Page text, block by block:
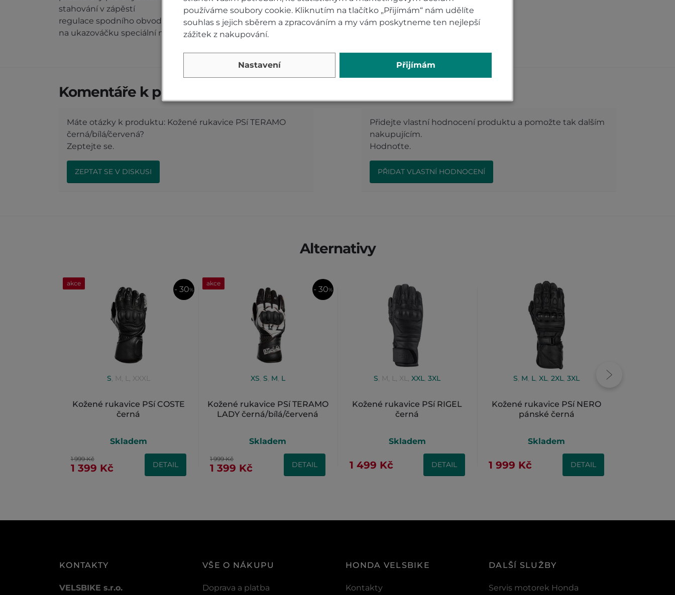
stahování v zápěstí
regulace spodního obvodu rukavic manžetou na suchý zip
na ukazováčku speciální materiál pro ovládání smartphonů i v rukavicích
Komentáře k produktu (0)
Máte otázky k produktu: Kožené rukavice PSí TERAMO
černá/bílá/červená?
Zeptejte se.
ZEPTAT SE V DISKUSI
Přidejte vlastní hodnocení produktu a pomožte tak dalším
nakupujícím.
Hodnoťte.
PŘIDAT VLASTNÍ HODNOCENÍ
Alternativy
S, M, L, XXXL
Kožené rukavice PSí COSTE
černá
akce
- 30%
Skladem
1 999 Kč
1 399 Kč DETAIL
XS, S, M, L
Kožené rukavice PSí TERAMO
LADY černá/bílá/červená
akce
- 30%
Skladem
1 999 Kč
1 399 Kč DETAIL
S, M, L, XL,XXL,3XL
Kožené rukavice PSí RIGEL
černá
Skladem
1 499 Kč DETAIL
S, M, L,XL,2XL,3XL
Kožené rukavice PSí NERO
pánské černá
Skladem
1 999 Kč DETAIL
KONTAKTY
VELSBIKE s.r.o.
VŠE O NÁKUPU
Doprava a platba
HONDA VELSBIKE
Kontakty
DALŠÍ SLUŽBY
Servis motorek Honda
používáme soubory cookie. Kliknutím na tlačítko „Přijímám“ nám udělíte
souhlas s jejich sběrem a zpracováním a my vám poskytneme ten nejlepší
zážitek z nakupování.
Nastavení Přijímám